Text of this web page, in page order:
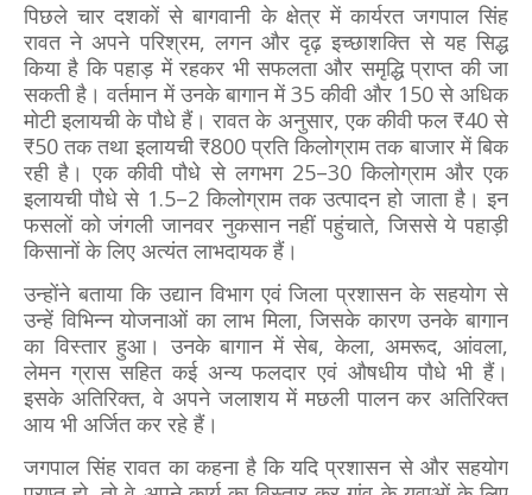
पिछले चार दशकों से बागवानी के क्षेत्र में कार्यरत जगपाल सिंह
रावत ने अपने परिश्रम, लगन और दृढ़ इच्छाशक्ति से यह सिद्ध
किया है कि पहाड़ में रहकर भी सफलता और समृद्धि प्राप्त की जा
सकती है। वर्तमान में उनके बागान में 35 कीवी और 150 से अधिक
मोटी इलायची के पौधे हैं। रावत के अनुसार, एक कीवी फल ₹40 से
₹50 तक तथा इलायची ₹800 प्रति किलोग्राम तक बाजार में बिक
रही है। एक कीवी पौधे से लगभग 25–30 किलोग्राम और एक
इलायची पौधे से 1.5–2 किलोग्राम तक उत्पादन हो जाता है। इन
फसलों को जंगली जानवर नुकसान नहीं पहुंचाते, जिससे ये पहाड़ी
किसानों के लिए अत्यंत लाभदायक हैं।
उन्होंने बताया कि उद्यान विभाग एवं जिला प्रशासन के सहयोग से
उन्हें विभिन्न योजनाओं का लाभ मिला, जिसके कारण उनके बागान
का विस्तार हुआ। उनके बागान में सेब, केला, अमरूद, आंवला,
लेमन ग्रास सहित कई अन्य फलदार एवं औषधीय पौधे भी हैं।
इसके अतिरिक्त, वे अपने जलाशय में मछली पालन कर अतिरिक्त
आय भी अर्जित कर रहे हैं।
जगपाल सिंह रावत का कहना है कि यदि प्रशासन से और सहयोग